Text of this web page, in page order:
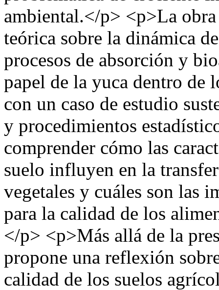
ambiental.</p> <p>La
teórica sobre la dinámica
procesos de absorción y
papel de la yuca dentro de
con un caso de estudio
y procedimientos
comprender cómo las
suelo influyen en la
vegetales y cuáles son las
para la calidad de los
</p> <p>Más allá de la
propone una reflexión
calidad de los suelos